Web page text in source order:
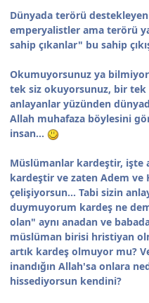
Dünyada terörü
emperyalistler ama terörü
sahip çıkanlar" bu sahip
Okumuyorsunuz ya
tek siz okuyorsunuz, bir tek
anlayanlar yüzünden
Allah muhafaza böylesini
insan...
Müslümanlar kardeştir, işte
kardeştir ve zaten Adem ve
çelişiyorsun... Tabi sizin
duymuyorum kardeş ne
olan" aynı anadan ve
müslüman birisi hristiyan
artık kardeş olmuyor mu?
inandığın Allah'sa onlara
hissediyorsun kendini?